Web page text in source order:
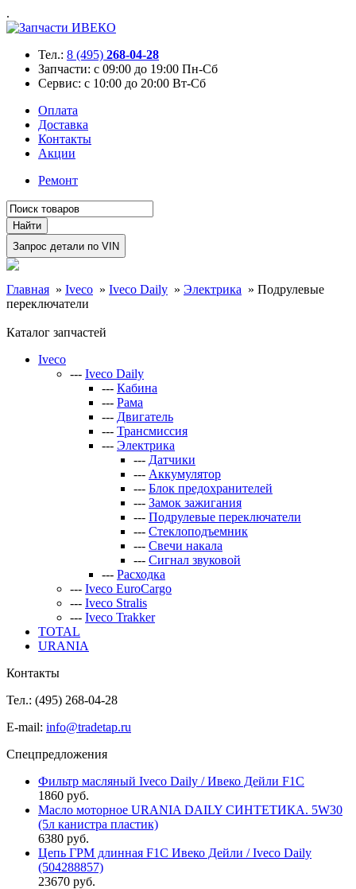
.
Тел.: 8 (495) 268-04-28
Запчасти: с 09:00 до 19:00 Пн-Сб
Сервис: с 10:00 до 20:00 Вт-Сб
Оплата
Доставка
Контакты
Акции
Ремонт
Главная » Iveco » Iveco Daily » Электрика » Подрулевые
переключатели
Каталог запчастей
Iveco
--- Iveco Daily
--- Кабина
--- Рама
--- Двигатель
--- Трансмиссия
--- Электрика
--- Датчики
--- Аккумулятор
--- Блок предохранителей
--- Замок зажигания
--- Подрулевые переключатели
--- Стеклоподъемник
--- Свечи накала
--- Сигнал звуковой
--- Расходка
--- Iveco EuroCargo
--- Iveco Stralis
--- Iveco Trakker
TOTAL
URANIA
Контакты
Тел.: (495) 268-04-28
E-mail: info@tradetap.ru
Спецпредложения
Фильтр масляный Iveco Daily / Ивеко Дейли F1C
1860 руб.
Масло моторное URANIA DAILY СИНТЕТИКА. 5W30
(5л канистра пластик)
6380 руб.
Цепь ГРМ длинная F1C Ивеко Дейли / Iveco Daily
(504288857)
23670 руб.